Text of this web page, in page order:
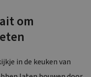
om
in de keuken van